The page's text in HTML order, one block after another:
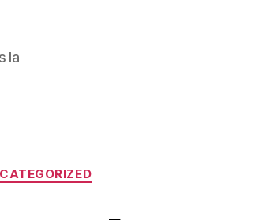
la
Categorías